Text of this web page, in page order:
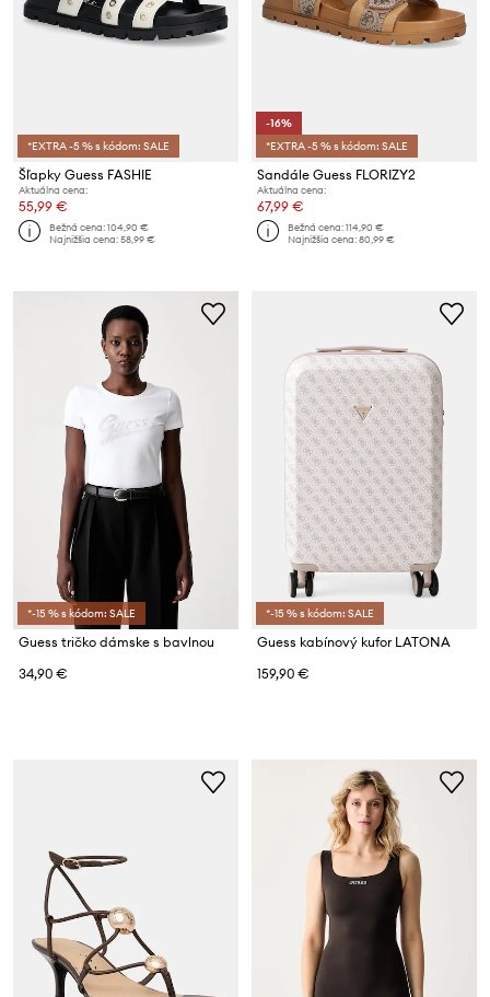
*EXTRA -5 % s kódom: SALE
Šľapky Guess FASHIE
Aktuálna cena:
55,99 €
Bežná cena:104,90 €
Najnižšia cena:58,99 €
-16%
*EXTRA -5 % s kódom: SALE
Sandále Guess FLORIZY2
Aktuálna cena:
67,99 €
Bežná cena:114,90 €
Najnižšia cena:80,99 €
*-15 % s kódom: SALE
Guess tričko dámske s bavlnou
34,90 €
*-15 % s kódom: SALE
Guess kabínový kufor LATONA
159,90 €